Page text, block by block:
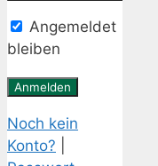
Angemeldet
bleiben
Noch kein
Konto?